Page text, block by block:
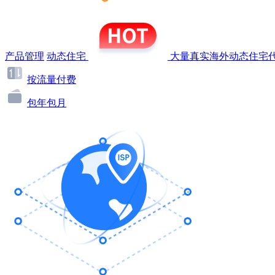
产品管理 动态住宅 大量真实海外动态住宅
按流量付费
包年包月